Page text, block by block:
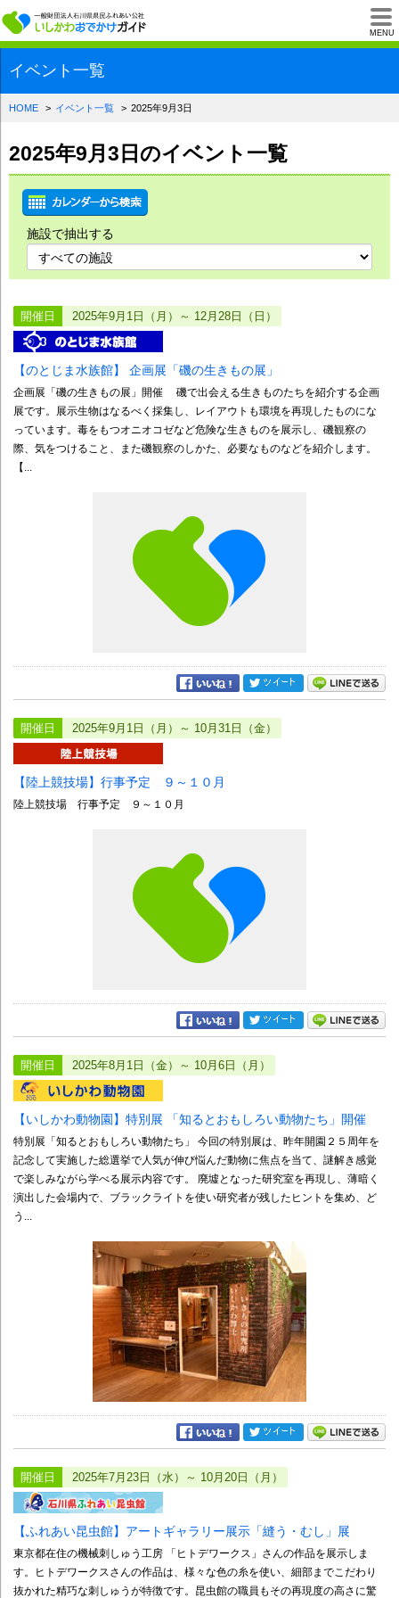
MENU
一般財団法人石川
イベント一覧
HOME イベント一覧 2025年9月3日
2025年9月3日のイベント一覧
施設で抽出する
開催日 2025年9月1日（月）～ 12月28日（日）
【のとじま水族館】 企画展「磯の生きもの展」
企画展「磯の生きもの展」開催 磯で出会える生きものたちを紹介する企画
展です。展示生物はなるべく採集し、レイアウトも環境を再現したものにな
っています。毒をもつオニオコゼなど危険な生きものを展示し、磯観察の
際、気をつけること、また磯観察のしかた、必要なものなどを紹介します。
【...
開催日 2025年9月1日（月）～ 10月31日（金）
【陸上競技場】行事予定 ９～１０月
陸上競技場 行事予定 ９～１０月
開催日 2025年8月1日（金）～ 10月6日（月）
【いしかわ動物園】特別展 「知るとおもしろい動物たち」開催
特別展「知るとおもしろい動物たち」 今回の特別展は、昨年開園２５周年を
記念して実施した総選挙で人気が伸び悩んだ動物に焦点を当て、謎解き感覚
で楽しみながら学べる展示内容です。 廃墟となった研究室を再現し、薄暗く
演出した会場内で、ブラックライトを使い研究者が残したヒントを集め、ど
う...
開催日 2025年7月23日（水）～ 10月20日（月）
【ふれあい昆虫館】アートギャラリー展示「縫う・むし」展
東京都在住の機械刺しゅう工房 「ヒトデワークス」さんの作品を展示しま
す。ヒトデワークスさんの作品は、様々な色の糸を使い、細部までこだわり
抜かれた精巧な刺しゅうが特徴です。昆虫館の職員もその再現度の高さに驚